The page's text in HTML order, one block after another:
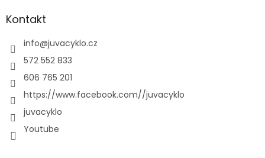
Kontakt
info@juvacyklo.cz
572 552 833
606 765 201
https://www.facebook.com//juvacyklo
juvacyklo
Youtube